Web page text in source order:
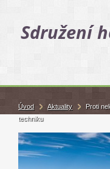
Sdružení
Úvod Aktuality
Proti
techniku